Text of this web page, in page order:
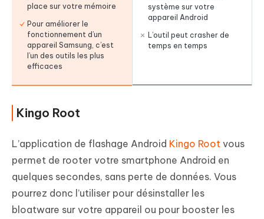
place sur votre mémoire
Pour améliorer le
fonctionnement d’un
appareil Samsung, c’est
l’un des outils les plus
efficaces
système sur votre
appareil Android
L’outil peut crasher de
temps en temps
Kingo Root
L’application de flashage Android Kingo Root vous
permet de rooter votre smartphone Android en
quelques secondes, sans perte de données. Vous
pourrez donc l’utiliser pour désinstaller les
bloatware sur votre appareil ou pour booster les